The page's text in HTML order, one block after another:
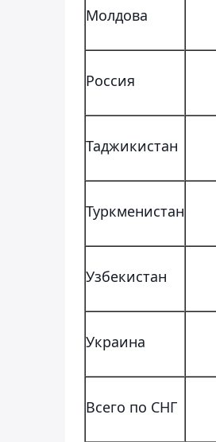
Молдова
Россия
Таджикистан
Туркменистан
Узбекистан
Украина
Всего по СНГ